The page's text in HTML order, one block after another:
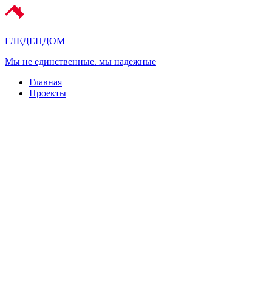
ГЛЕДЕНДОМ
Мы не единственные. мы надежные
Главная
Проекты